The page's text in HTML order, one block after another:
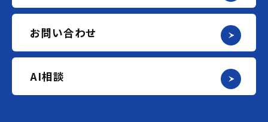
お問い合わせ
AI相談